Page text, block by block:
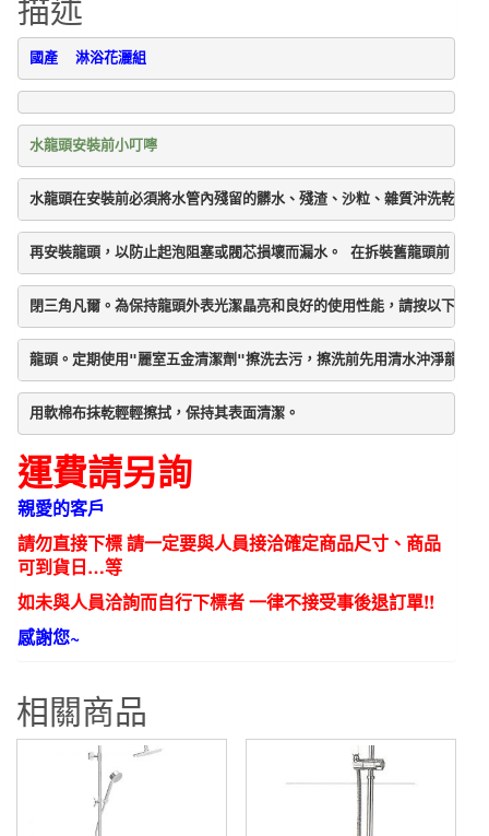
組
數
國產  淋浴花灑組
水龍頭安裝前小叮嚀
水龍頭在安裝前必須將水管內殘留的髒水、殘渣、沙粒、雜質沖洗乾淨後
再安裝龍頭，以防止起泡阻塞或閥芯損壞而漏水。 在拆裝舊龍頭前，請
閉三角凡爾。為保持龍頭外表光潔晶亮和良好的使用性能，請按以下方法
龍頭。定期使用"麗室五金清潔劑"擦洗去污，擦洗前先用清水沖淨龍頭表
用軟棉布抹乾輕輕擦拭，保持其表面清潔。
運費請另詢
親愛的客戶
請勿直接下標 請一定要與人員接洽確定商品尺寸、商品
可到貨日…等
如未與人員洽詢而自行下標者 一律不接受事後退訂單!!
感謝您~
相關商品